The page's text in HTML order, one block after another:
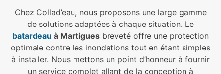
Chez Collad’eau, nous proposons une large gamme
de solutions adaptées à chaque situation. Le
batardeau à Martigues breveté offre une protection
optimale contre les inondations tout en étant simples
à installer. Nous mettons un point d’honneur à fournir
un service complet allant de la conception à